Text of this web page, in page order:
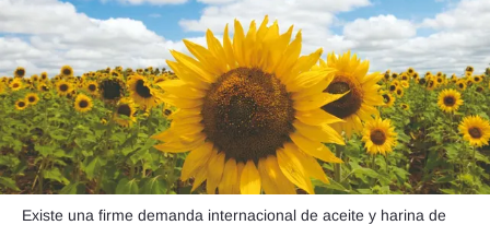
Agronegocios
Mercados
Seguinos
Existe una firme demanda internacional de aceite y harina de